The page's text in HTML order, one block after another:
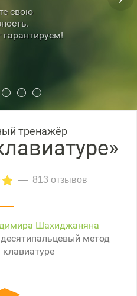
свою
гарантируем!
тренажёр
813 отзывов
Шахиджаняна
метод